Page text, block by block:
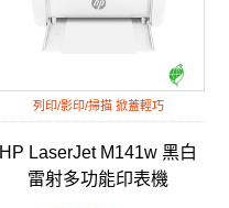
列印/影印/掃描 掀蓋輕巧
HP LaserJet M141w 黑白
雷射多功能印表機